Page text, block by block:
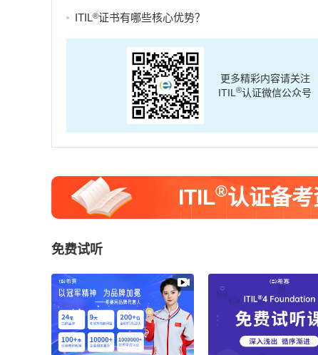
ITIL®证书有哪些核心优势？
更多精彩内容请关注
ITIL®认证微信公众号
ITIL®认证备
免费试听